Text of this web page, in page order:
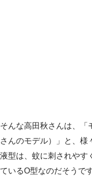
そんな高田秋さんは、「
さんのモデル）」と、様
液型は、蚊に刺されやす
ているO型なのだそうで